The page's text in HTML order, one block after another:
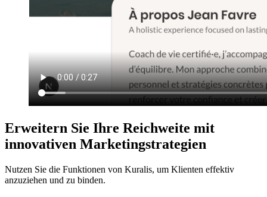
Erweitern Sie Ihre Reichweite mit
innovativen Marketingstrategien
Nutzen Sie die Funktionen von Kuralis, um Klienten effektiv
anzuziehen und zu binden.